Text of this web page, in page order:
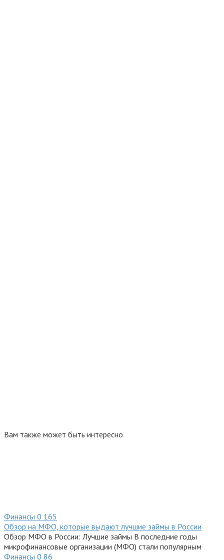
Вам также может быть интересно
Финансы 0 165
Обзор на МФО, которые выдают лучшие займы в России
Обзор МФО в России: Лучшие займы В последние годы
микрофинансовые организации (МФО) стали популярным
Финансы 0 86